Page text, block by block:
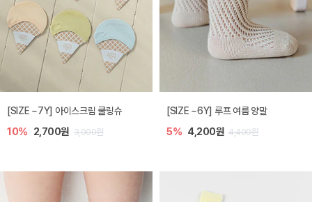
[SIZE ~7Y] 아이스크림 쿨링슈
10% 2,700원 3,000원
[SIZE ~6Y] 루프 여름 양말
5% 4,200원 4,400원